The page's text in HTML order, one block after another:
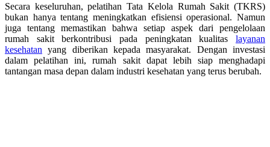
Secara keseluruhan, pelatihan Tata Kelola Rumah Sakit (TKRS)
bukan hanya tentang meningkatkan efisiensi operasional. Namun
juga tentang memastikan bahwa setiap aspek dari pengelolaan
rumah sakit berkontribusi pada peningkatan kualitas layanan
kesehatan yang diberikan kepada masyarakat. Dengan investasi
dalam pelatihan ini, rumah sakit dapat lebih siap menghadapi
tantangan masa depan dalam industri kesehatan yang terus berubah.